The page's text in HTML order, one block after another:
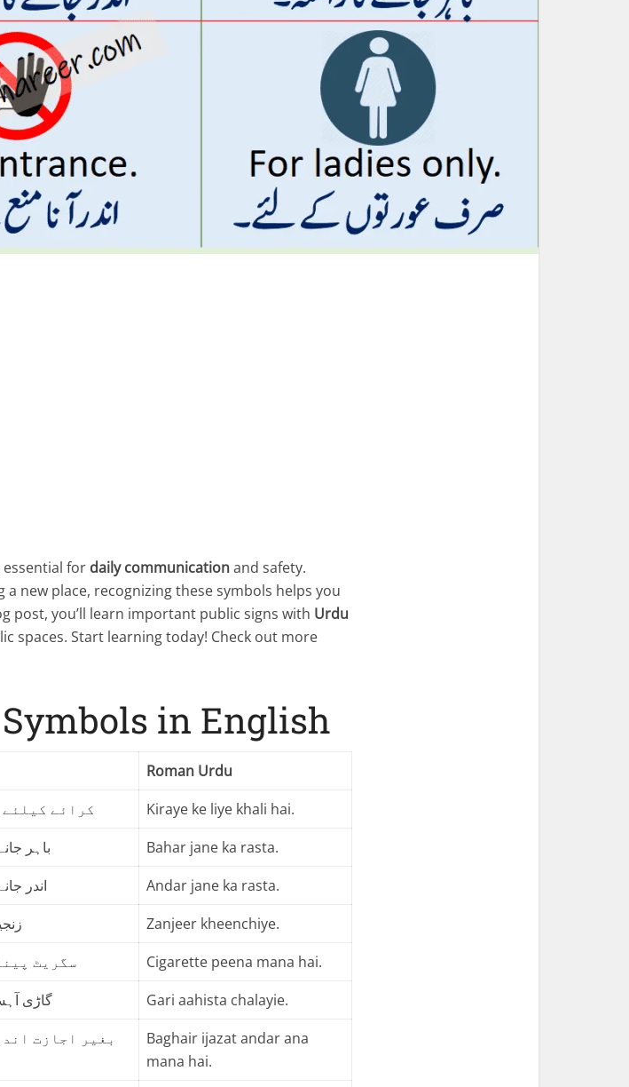
essential for daily communicationand safety.
new place, recognizing these symbols helps you
post, you’ll learn important public signs with Urdu
spaces. Start learning today! Check out more
in English
Roman Urdu
کرائے
Kiraye ke liye khali hai.
باہر
Bahar jane ka rasta.
اندر
Andar jane ka rasta.
Zanjeer kheenchiye.
سگریٹ
Cigarette peena mana hai.
گاڑی
Gari aahista chalayie.
بغیر اجازت
Baghair ijazat andar ana
mana hai.